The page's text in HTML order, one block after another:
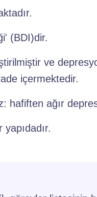
(BDI)dir.
ve
içermektedir.
hafiften ağır